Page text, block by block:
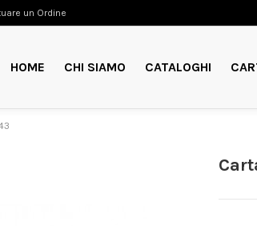
un Ordine
HOME CHI SIAMO CATALOGHI